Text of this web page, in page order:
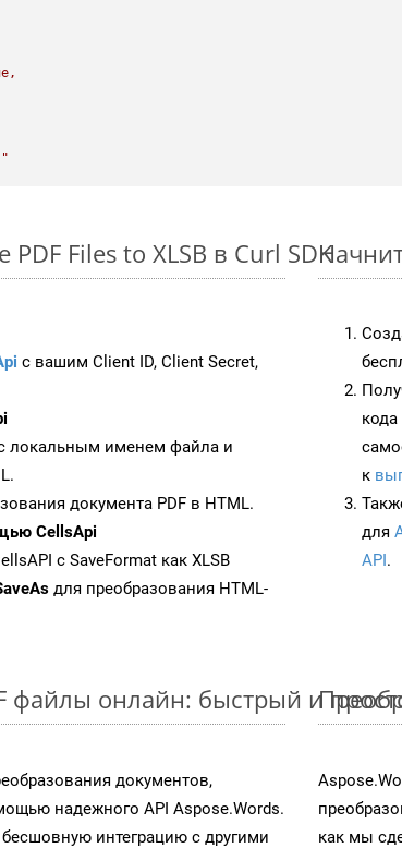
Files to XLSB в Curl SDK
с вашим Client ID, Client Secret,
локальным именем файла и
документа PDF в HTML.
CellsApi
с SaveFormat как XLSB
для преобразования HTML-
кода
к
для
API.
файлы онлайн: быстрый и
документов,
надежного API Aspose.Words.
интеграцию с другими
как мы